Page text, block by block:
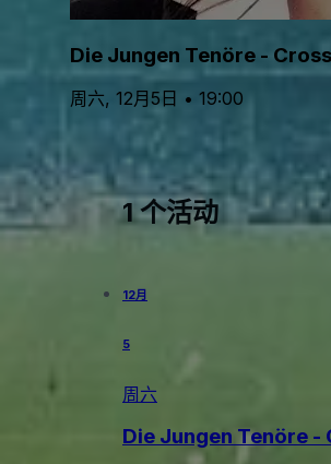
Die Jungen Tenöre -
周六, 12月5日 • 19:00
1 个活动
12月
5
周六
Die Jungen Tenöre